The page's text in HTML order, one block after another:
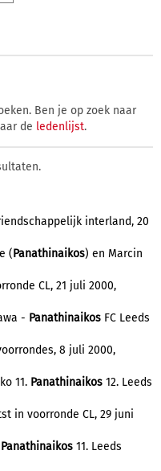
Ben je op zoek naar
de ledenlijst.
interland, 20
(Panathinaikos) en Marcin
CL, 21 juli 2000,
- Panathinaikos FC Leeds
8 juli 2000,
11. Panathinaikos 12. Leeds
in voorronde CL, 29 juni
Panathinaikos 11. Leeds